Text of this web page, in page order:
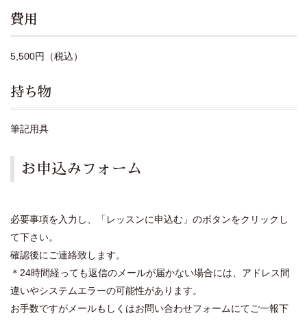
費用
5,500円（税込）
持ち物
筆記用具
お申込みフォーム
必要事項を入力し、「レッスンに申込む」のボタンをクリックし
て下さい。
確認後にご連絡致します。
＊24時間経っても返信のメールが届かない場合には、アドレス間
違いやシステムエラーの可能性があります。
お手数ですがメールもしくはお問い合わせフォームにてご一報下